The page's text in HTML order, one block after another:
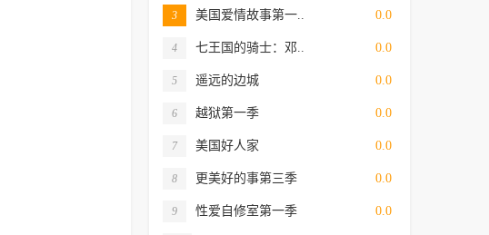
3 美国爱情故事第一.. 0.0
4 七王国的骑士：邓.. 0.0
5 遥远的边城 0.0
6 越狱第一季 0.0
7 美国好人家 0.0
8 更美好的事第三季 0.0
9 性爱自修室第一季 0.0